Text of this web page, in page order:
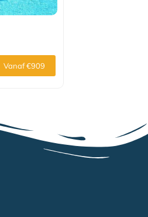
Vanaf €909